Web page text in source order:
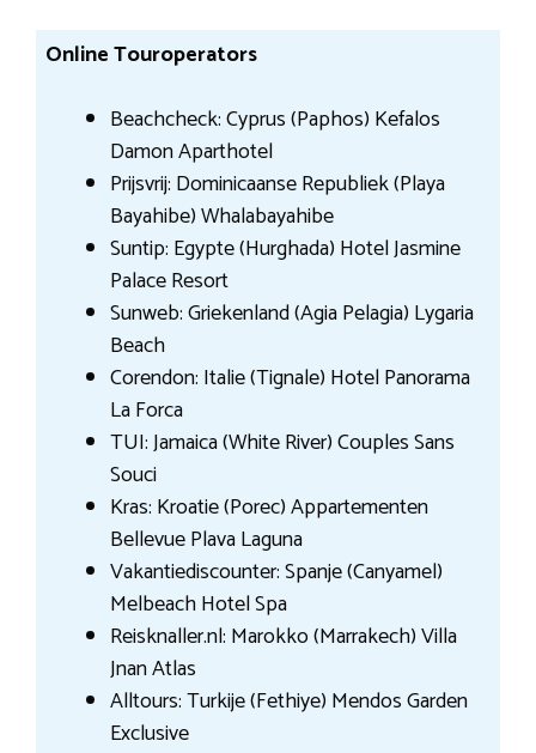
Online Touroperators
Beachcheck: Cyprus (Paphos) Kefalos
Damon Aparthotel
Prijsvrij: Dominicaanse Republiek (Playa
Bayahibe) Whalabayahibe
Suntip: Egypte (Hurghada) Hotel Jasmine
Palace Resort
Sunweb: Griekenland (Agia Pelagia) Lygaria
Beach
Corendon: Italie (Tignale) Hotel Panorama
La Forca
TUI: Jamaica (White River) Couples Sans
Souci
Kras: Kroatie (Porec) Appartementen
Bellevue Plava Laguna
Vakantiediscounter: Spanje (Canyamel)
Melbeach Hotel Spa
Reisknaller.nl: Marokko (Marrakech) Villa
Jnan Atlas
Alltours: Turkije (Fethiye) Mendos Garden
Exclusive